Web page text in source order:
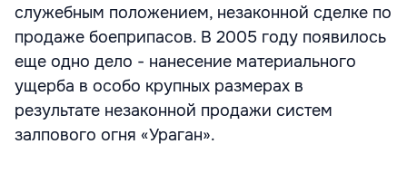
служебным положением, незаконной сделке по
продаже боеприпасов. В 2005 году появилось
еще одно дело - нанесение материального
ущерба в особо крупных размерах в
результате незаконной продажи систем
залпового огня «Ураган».